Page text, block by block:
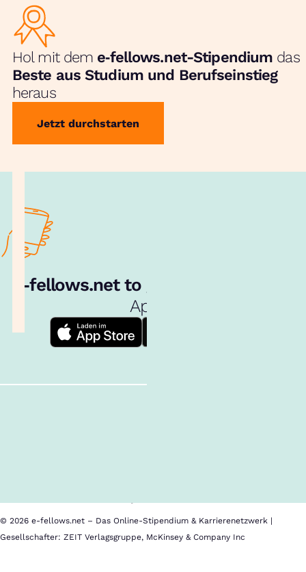
Hol mit dem e‑fellows.net-Stipendium das
Beste aus Studium und Berufseinstieg
heraus
Jetzt durchstarten
e‑fellows.net to go:
App!
© 2026 e-fellows.net – Das Online-Stipendium & Karrierenetzwerk |
Gesellschafter: ZEIT Verlagsgruppe, McKinsey & Company Inc